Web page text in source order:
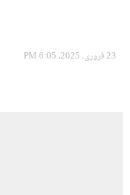
23 فروری، 2025، 6:05 PM